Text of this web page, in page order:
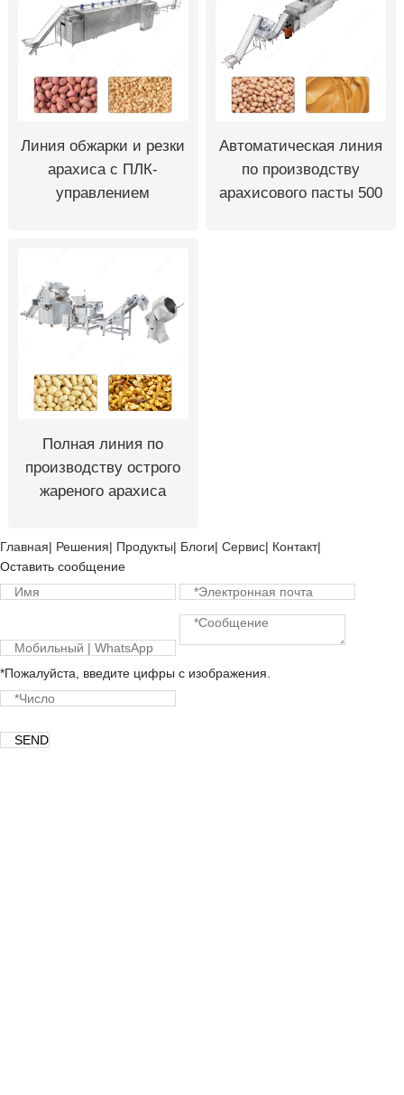
Линия обжарки и резки
арахиса с ПЛК-
управлением
Автоматическая линия
по производству
арахисового пасты 500
Полная линия по
производству острого
жареного арахиса
Главная| Решения| Продукты| Блоги| Сервис| Контакт|
Оставить сообщение
*Пожалуйста, введите цифры с изображения.